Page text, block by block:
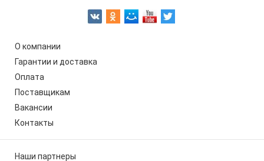
О компании
Гарантии и доставка
Оплата
Поставщикам
Вакансии
Контакты
Наши партнеры